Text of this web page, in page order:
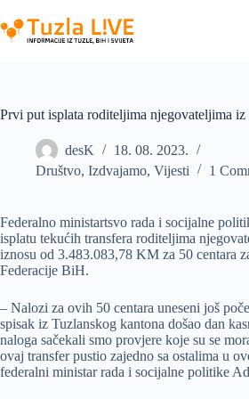
to
content
Prvi put isplata roditeljima njegovateljima iz
desK
18. 08. 2023.
Društvo, Izdvajamo, Vijesti 1
Federalno ministartsvo rada i socijalne
isplatu tekućih transfera roditeljima
iznosu od 3.483.083,78 KM za 50 centara
Federacije BiH.
– Nalozi za ovih 50 centara uneseni još
spisak iz Tuzlanskog kantona došao dan
naloga sačekali smo provjere koje su se
ovaj transfer pustio zajedno sa ostalima u
federalni ministar rada i socijalne politike